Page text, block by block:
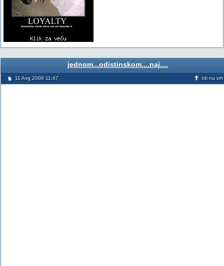
jednom...odistinskom....naj....
11 Avg 2009 11:47 Idi na vrh